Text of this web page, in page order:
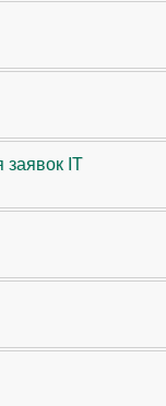
заявок IT